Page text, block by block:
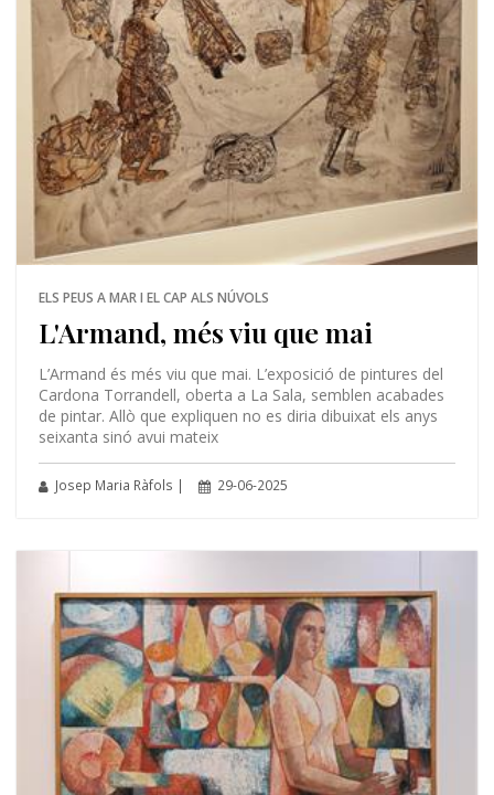
ELS PEUS A MAR I EL CAP ALS NÚVOLS
L'Armand, més viu que mai
L’Armand és més viu que mai. L’exposició de pintures del
Cardona Torrandell, oberta a La Sala, semblen acabades
de pintar. Allò que expliquen no es diria dibuixat els anys
seixanta sinó avui mateix
Josep Maria Ràfols | 29-06-2025